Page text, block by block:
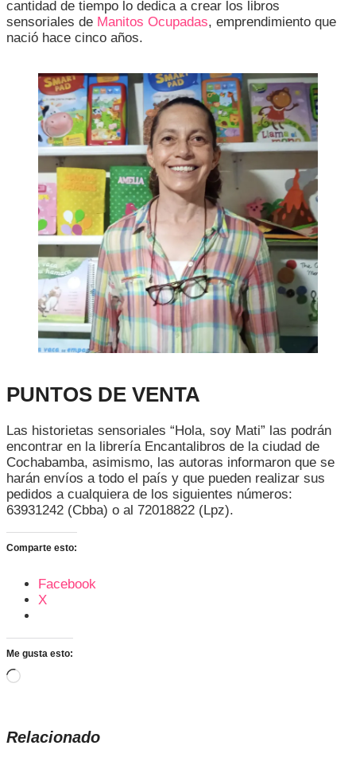
cantidad de tiempo lo dedica a crear los libros
sensoriales de Manitos Ocupadas, emprendimiento que
nació hace cinco años.
PUNTOS DE VENTA
Las historietas sensoriales “Hola, soy Mati” las podrán
encontrar en la librería Encantalibros de la ciudad de
Cochabamba, asimismo, las autoras informaron que se
harán envíos a todo el país y que pueden realizar sus
pedidos a cualquiera de los siguientes números:
63931242 (Cbba) o al 72018822 (Lpz).
Comparte esto:
Facebook
X
Me gusta esto:
Cargando...
Relacionado